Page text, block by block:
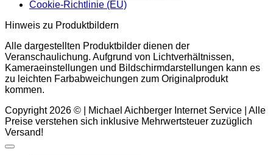
Cookie-Richtlinie (EU)
Hinweis zu Produktbildern
Alle dargestellten Produktbilder dienen der
Veranschaulichung. Aufgrund von Lichtverhältnissen,
Kameraeinstellungen und Bildschirmdarstellungen kann es
zu leichten Farbabweichungen zum Originalprodukt
kommen.
Copyright 2026 © | Michael Aichberger Internet Service | Alle
Preise verstehen sich inklusive Mehrwertsteuer zuzüglich
Versand!